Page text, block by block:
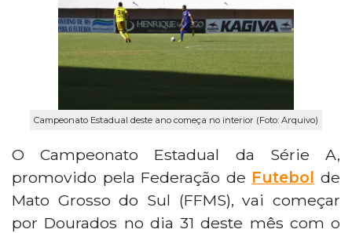
Campeonato Estadual deste ano começa no interior (Foto: Arquivo)
O Campeonato Estadual da Série A,
promovido pela Federação de Futebol de
Mato Grosso do Sul (FFMS), vai começar
por Dourados no dia 31 deste mês com o